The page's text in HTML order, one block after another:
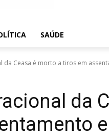
SAÚDE
da Ceasa é morto a tiros em
da